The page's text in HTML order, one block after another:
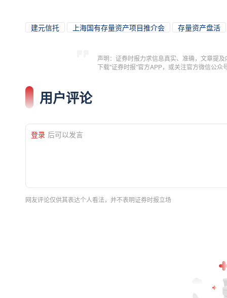
建元信托 上海国有存量资产项目推介会 存量资产盘活
声明：证券时报力求信息真实、准确，文章提
下载"证券时报"官方APP，或关注官方微信公
用户评论
登录 后可以发言
网友评论仅供其表达个人看法，并不表明证券时报立场